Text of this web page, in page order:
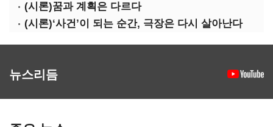
(시론)꿈과 계획은 다르다
(시론)‘사건’이 되는 순간, 극장은 다시 살아난다
뉴스리듬